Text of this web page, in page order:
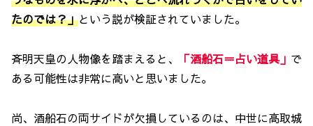
たのでは？」という説が検証されていました。
斉明天皇の人物像を踏まえると、 「酒船石＝占い道具」 で
ある可能性は非常に高いと思いました。
尚、酒船石の両サイドが欠損しているのは、中世に高取城